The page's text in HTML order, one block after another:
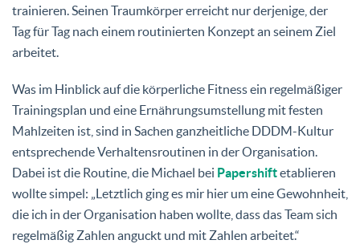
trainieren. Seinen Traumkörper erreicht nur derjenige, der
Tag für Tag nach einem routinierten Konzept an seinem Ziel
arbeitet.
Was im Hinblick auf die körperliche Fitness ein regelmäßiger
Trainingsplan und eine Ernährungsumstellung mit festen
Mahlzeiten ist, sind in Sachen ganzheitliche DDDM-Kultur
entsprechende Verhaltensroutinen in der Organisation.
Dabei ist die Routine, die Michael bei Papershiftetablieren
wollte simpel: „Letztlich ging es mir hier um eine Gewohnheit,
die ich in der Organisation haben wollte, dass das Team sich
regelmäßig Zahlen anguckt und mit Zahlen arbeitet.“